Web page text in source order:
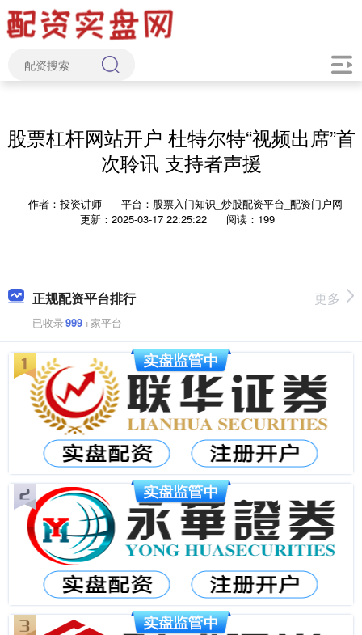
股票杠杆网站开户 杜特尔特“视频出席”首
次聆讯 支持者声援
作者：投资讲师
平台：股票入门知识_炒股配资平台_配资门户网
更新：2025-03-17 22:25:22
阅读：199
正规配资平台排行
已收录999+家平台
更多